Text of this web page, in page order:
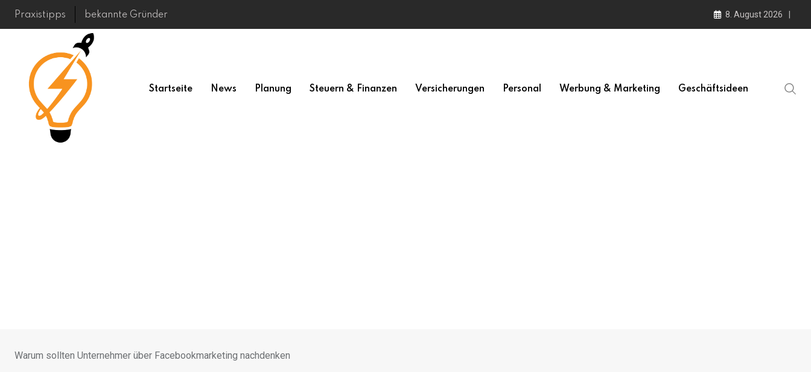
Skip
Praxistipps bekannte Gründer 8. August 2026
Startseite News Planung Steuern & Finanzen Versicherungen Personal Werbung & Marketing Geschäftsideen
Warum sollten Unternehmer über Facebookmarketing nachdenken